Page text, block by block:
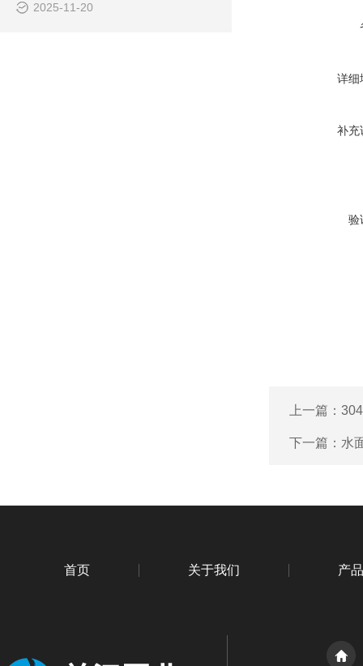
2025-11-20
详细
补充
验
上一篇：
下一篇： 水
首页 关于我们 产